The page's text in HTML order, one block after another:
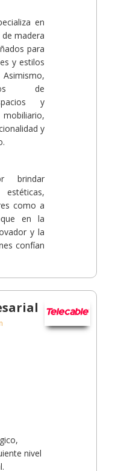
en
madera
para
y estilos
de
y
y
brindar
como a
en la
y la
confían
nivel